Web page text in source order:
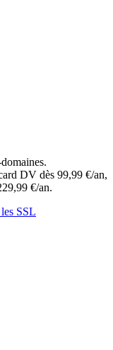
DV dès 99,99 €/an,
€/an.
SSL